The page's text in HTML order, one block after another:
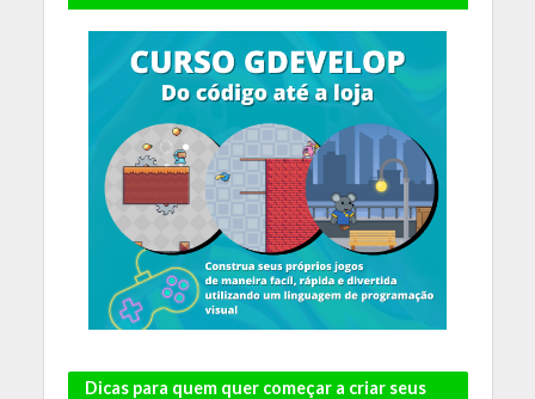
Dicas para quem quer começar a criar seus